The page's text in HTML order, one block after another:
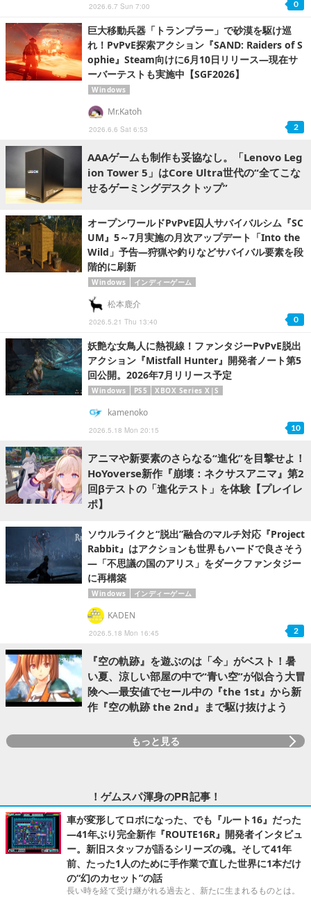
2026.6.7 Sun 7:00 0
巨大移動兵器「トランプラー」で砂漠を駆け巡
れ！PvPvE探索アクション『SAND: Raiders of S
ophie』Steam向けに6月10日リリース―現在サ
ーバーテストも実施中【SGF2026】
Windows
2026.6.6 Sat 6:53
Mr.Katoh
2
AAAゲームも制作も妥協なし。「Lenovo Leg
ion Tower 5」はCore Ultra世代の“全てこな
せるゲーミングデスクトップ”
オープンワールドPvPvE囚人サバイバルシム『SC
UM』5～7月実施の月次アップデート「Into the
Wild」予告―狩猟や釣りなどサバイバル要素を段
階的に刷新
Windows インディーゲーム
2026.5.21 Thu 13:40
松本鹿介
0
妖艶な女鳥人に熱視線！ファンタジーPvPvE脱出
アクション『Mistfall Hunter』開発者ノート第5
回公開。2026年7月リリース予定
Windows PS5 XBOX Series X|S
2026.5.18 Mon 20:15
kamenoko
10
アニマや新要素のさらなる“進化”を目撃せよ！
HoYoverse新作『崩壊：ネクサスアニマ』第2
回βテストの「進化テスト」を体験【プレイレ
ポ】
ソウルライクと“脱出”融合のマルチ対応『Project
Rabbit』はアクションも世界もハードで良さそう
―「不思議の国のアリス」をダークファンタジー
に再構築
Windows インディーゲーム
2026.5.18 Mon 16:45
KADEN
2
『空の軌跡』を遊ぶのは「今」がベスト！暑
い夏、涼しい部屋の中で“青い空”が似合う大冒
険へ―最安値でセール中の『the 1st』から新
作『空の軌跡 the 2nd』まで駆け抜けよう
もっと見る
！ゲムスパ渾身のPR記事！
車が変形してロボになった、でも『ルート16』だった
―41年ぶり完全新作『ROUTE16R』開発者インタビュ
ー。新旧スタッフが語るシリーズの魂。そして41年
前、たった1人のために手作業で直した世界に1本だけ
の“幻のカセット”の話
長い時を経て受け継がれる過去と、新たに生まれるものとは。